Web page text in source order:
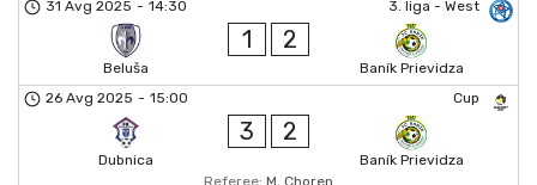
3. liga - West
31 Avg 2025 - 14:30
Beluša
1 2
Baník Prievidza
Cup
26 Avg 2025 - 15:00
Dubnica
3 2
Baník Prievidza
Referee: M. Choren